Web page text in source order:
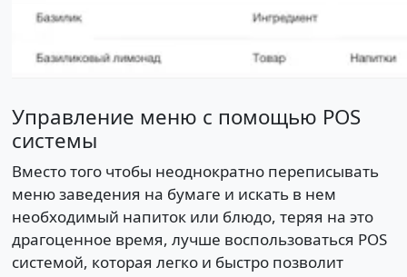
Управление меню с помощью POS
системы
Вместо того чтобы неоднократно переписывать
меню заведения на бумаге и искать в нем
необходимый напиток или блюдо, теряя на это
драгоценное время, лучше воспользоваться POS
системой, которая легко и быстро позволит